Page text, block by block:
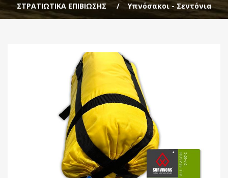
ΣΤΡΑΤΙΩΤΙΚΑ ΕΠΙΒΙΩΣΗΣ Υπνόσακοι - Σεντόνια